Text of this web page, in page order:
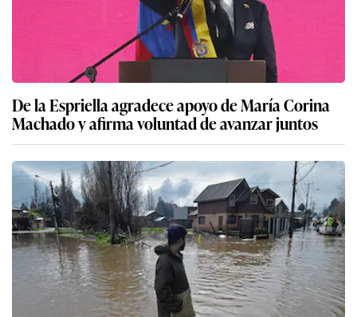
De la Espriella agradece apoyo de María Corina
Machado y afirma voluntad de avanzar juntos